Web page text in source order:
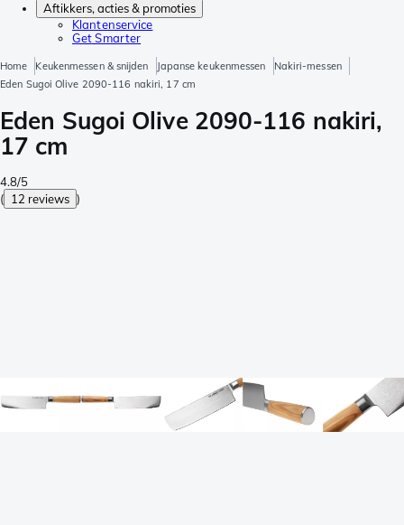
Aftikkers, acties & promoties
Klantenservice
Get Smarter
Home Keukenmessen & snijden Japanse keukenmessen
Nakiri-messen
Eden Sugoi Olive 2090-116 nakiri, 17 cm
Eden Sugoi Olive 2090-116 nakiri,
17 cm
4.8/5
( 12 reviews )